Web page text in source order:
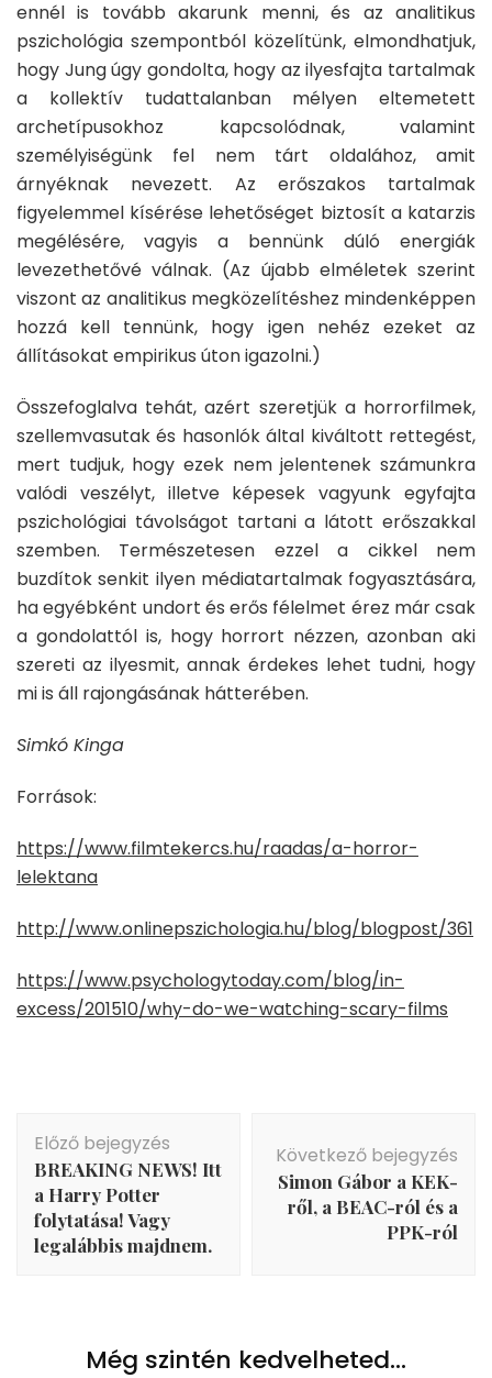
ennél is tovább akarunk menni, és az analitikus
pszichológia szempontból közelítünk, elmondhatjuk,
hogy Jung úgy gondolta, hogy az ilyesfajta tartalmak
a kollektív tudattalanban mélyen eltemetett
archetípusokhoz kapcsolódnak, valamint
személyiségünk fel nem tárt oldalához, amit
árnyéknak nevezett. Az erőszakos tartalmak
figyelemmel kísérése lehetőséget biztosít a katarzis
megélésére, vagyis a bennünk dúló energiák
levezethetővé válnak. (Az újabb elméletek szerint
viszont az analitikus megközelítéshez mindenképpen
hozzá kell tennünk, hogy igen nehéz ezeket az
állításokat empirikus úton igazolni.)
Összefoglalva tehát, azért szeretjük a horrorfilmek,
szellemvasutak és hasonlók által kiváltott rettegést,
mert tudjuk, hogy ezek nem jelentenek számunkra
valódi veszélyt, illetve képesek vagyunk egyfajta
pszichológiai távolságot tartani a látott erőszakkal
szemben. Természetesen ezzel a cikkel nem
buzdítok senkit ilyen médiatartalmak fogyasztására,
ha egyébként undort és erős félelmet érez már csak
a gondolattól is, hogy horrort nézzen, azonban aki
szereti az ilyesmit, annak érdekes lehet tudni, hogy
mi is áll rajongásának hátterében.
Simkó Kinga
Források:
https://www.filmtekercs.hu/raadas/a-horror-
lelektana
http://www.onlinepszichologia.hu/blog/blogpost/361
https://www.psychologytoday.com/blog/in-
excess/201510/why-do-we-watching-scary-films
Bejegyzés
navigáció
Előző bejegyzés
BREAKING NEWS! Itt
a Harry Potter
folytatása! Vagy
legalábbis majdnem.
Következő bejegyzés
Simon Gábor a KEK-
ről, a BEAC-ról és a
PPK-ról
Még szintén kedvelheted...